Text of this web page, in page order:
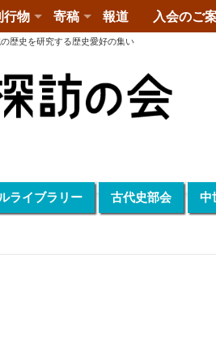
行物 寄稿 報道 入会のご
歴史を研究する歴史愛好の集い
ライブラリー 古代史部会 中